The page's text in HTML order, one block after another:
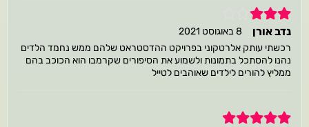
3
נדב אורן
8 באוגוסט 2021
רכשתי עותק אלרטקוני בפרויקט ההדסטראט שלהם ממש נחמד הלדים
נהנו להסתכל בתמונות ולשמוע את הסיפורים שקרמבו הוא הכוכב בהם
ממליץ להורים לילדים שאוהבים לטייל
5